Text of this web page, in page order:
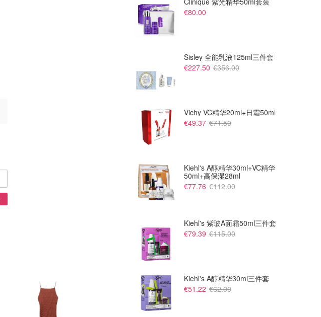
€80.00
Sisley 全能乳液125ml三件套
€227.50 €356.00
Vichy VC精华20ml+日霜50ml
€49.37 €71.50
Kiehl's A醇精华30ml+VC精华
50ml+高保湿28ml
€77.76 €112.00
Kiehl's 紫玻A面霜50ml三件套
€79.39 €115.00
Kiehl's A醇精华30ml三件套
€51.22 €62.00